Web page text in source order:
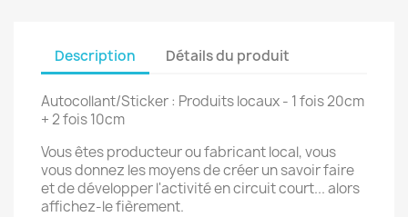
Description Détails du produit
Autocollant/Sticker : Produits locaux - 1 fois 20cm
+ 2 fois 10cm
Vous êtes producteur ou fabricant local, vous
vous donnez les moyens de créer un savoir faire
et de développer l'activité en circuit court... alors
affichez-le fièrement.